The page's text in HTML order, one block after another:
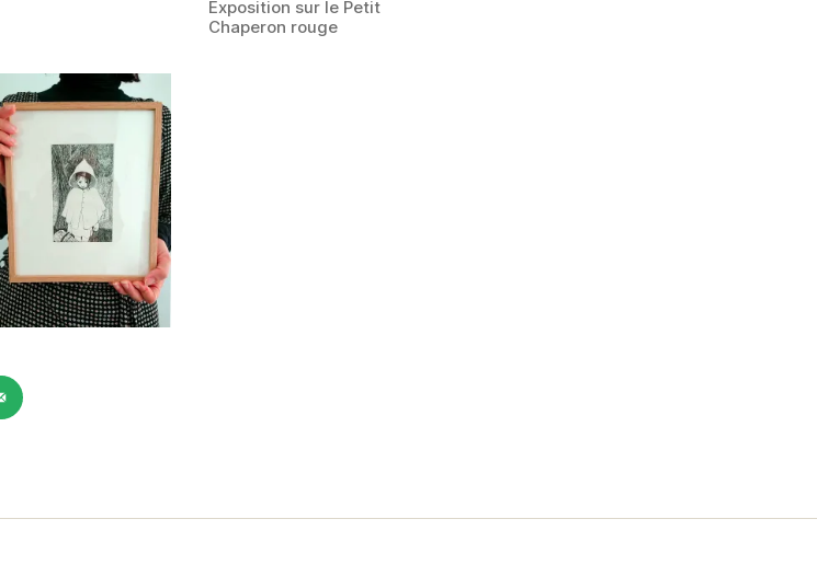
Exposition sur le Petit
Chaperon rouge